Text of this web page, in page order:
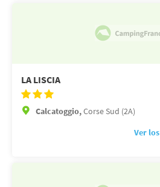
LA LISCIA
Calcatoggio,Corse Sud (2A)
Ver